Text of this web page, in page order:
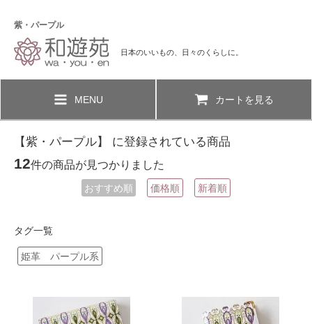
紫・パープル
日本のいいもの、日々のくらしに。
MENU カートを見る
【紫・パープル】 に登録されている商品
12件の商品が見つかりました
おすすめ順 価格順 新着順
タグ一覧
姫革 パープル系